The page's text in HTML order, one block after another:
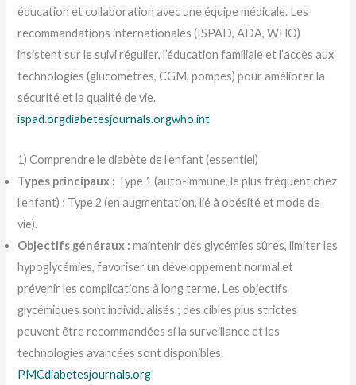
éducation et collaboration avec une équipe médicale. Les
recommandations internationales (ISPAD, ADA, WHO)
insistent sur le suivi régulier, l’éducation familiale et l’accès aux
technologies (glucomètres, CGM, pompes) pour améliorer la
sécurité et la qualité de vie.
ispad.orgdiabetesjournals.orgwho.int
1) Comprendre le diabète de l’enfant (essentiel)
Types principaux : Type 1 (auto-immune, le plus fréquent chez
l’enfant) ; Type 2 (en augmentation, lié à obésité et mode de
vie).
Objectifs généraux : maintenir des glycémies sûres, limiter les
hypoglycémies, favoriser un développement normal et
prévenir les complications à long terme. Les objectifs
glycémiques sont individualisés ; des cibles plus strictes
peuvent être recommandées si la surveillance et les
technologies avancées sont disponibles.
PMCdiabetesjournals.org